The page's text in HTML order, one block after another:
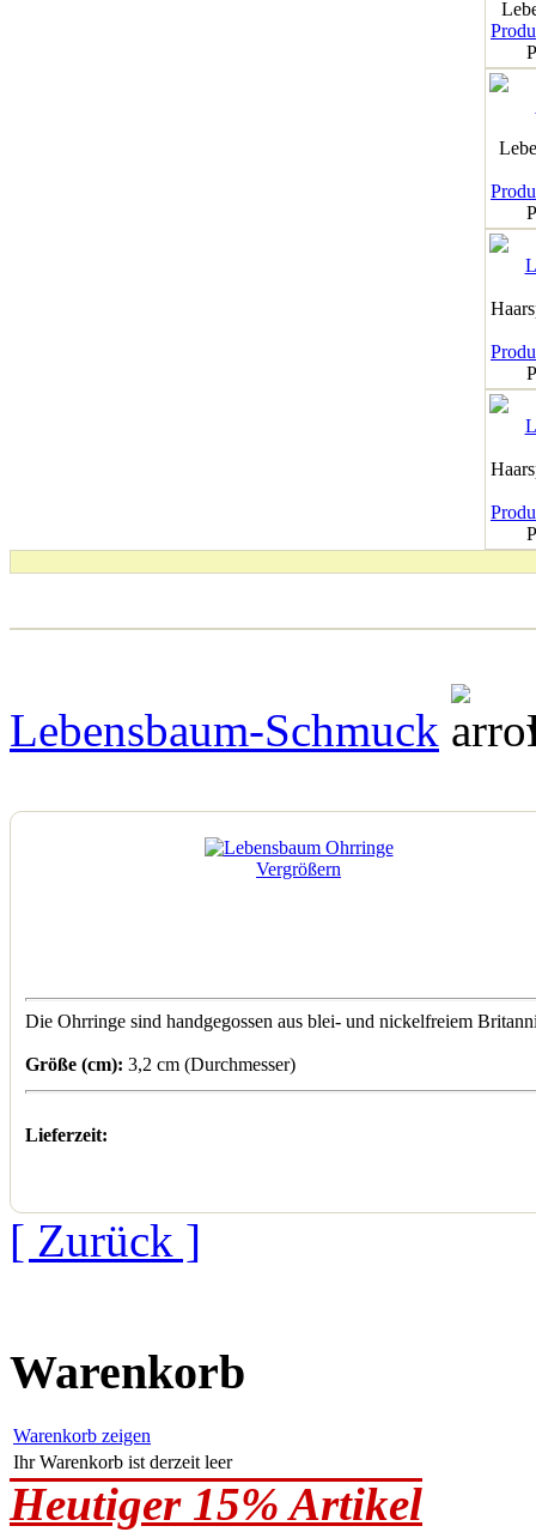
Lebensbaum-Schmuck
Vergrößern
Die Ohrringe sind handgegossen aus blei- und nickelfreiem
Größe (cm): 3,2 cm (Durchmesser)
Lieferzeit:
[ Zurück ]
Warenkorb
Warenkorb zeigen
Ihr Warenkorb ist derzeit leer
Heutiger 15% Artikel